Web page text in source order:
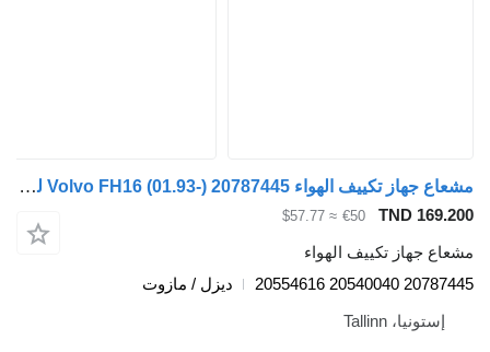
مشعاع جهاز تكييف الهواء Volvo FH16 (01.93-) 20787445 لـ السيارات القاطرة Volvo FH12, FH16, NH12, FH, VNL780 (1993-2014)
TND
€50
≈ $57.77
تكييف الهواء
ديزل / مازوت